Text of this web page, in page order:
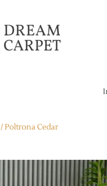
/ Poltrona Cedar